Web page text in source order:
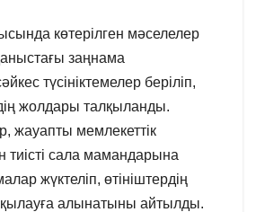
көтерілген мәселелер
заңнама
түсініктемелер беріліп,
жолдары талқыланды.
жауапты мемлекеттік
тиісті сала мамандарына
жүктеліп, өтініштердің
алынатыны айтылды.